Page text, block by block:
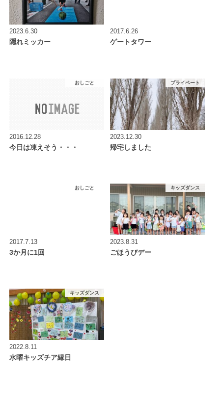
2023.6.30
隠れミッカー
2017.6.26
ゲートタワー
おしごと
2016.12.28
今日は凍えそう・・・
プライベート
2023.12.30
帰宅しました
おしごと
2017.7.13
3か月に1回
キッズダンス
2023.8.31
ごほうびデー
キッズダンス
2022.8.11
水曜キッズチア縁日